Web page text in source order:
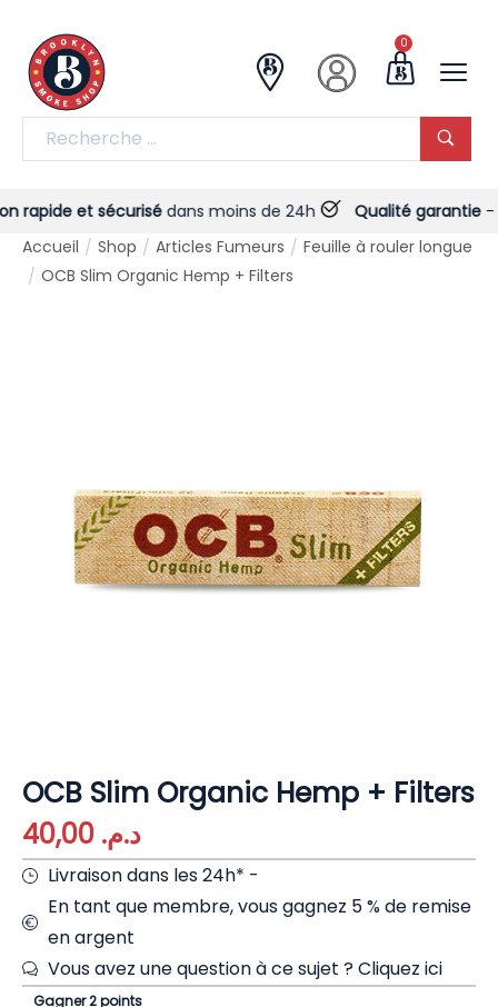
0
et sécurisédans moins de 24h Qualité garantie-
Accueil / Shop / Articles Fumeurs / Feuille à rouler longue
/ OCB Slim Organic Hemp + Filters
OCB Slim Organic Hemp + Filters
د.م.
Livraison dans les 24h* -
En tant que membre, vous gagnez 5 % de remise
en argent
Vous avez une question à ce sujet ?Cliquez ici
Gagner 2 points